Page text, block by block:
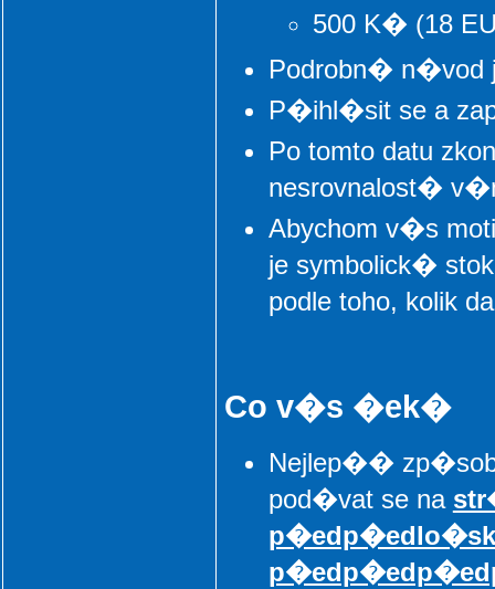
500 K� (18
Podrobn� n�vod
P�ihl�sit se a
Po tomto datu
nesrovnalost�
Abychom v�s
je symbolick�
podle toho, kolik
Co v�s �ek�
Nejlep��
pod�vat se na